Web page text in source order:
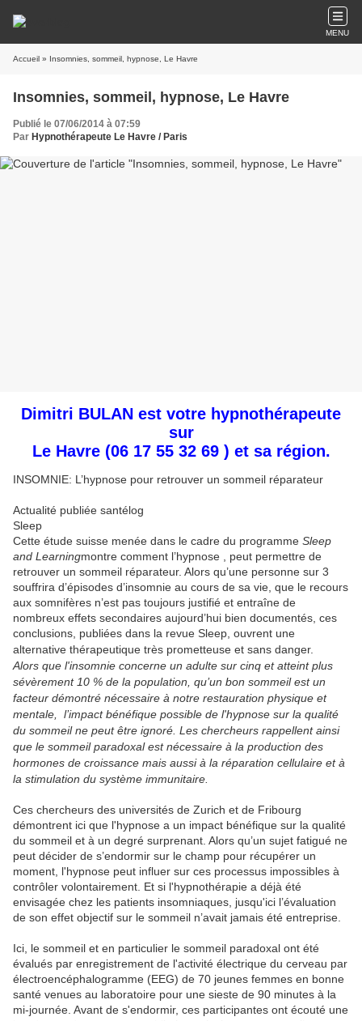
MENU
Accueil » Insomnies, sommeil, hypnose, Le Havre
Insomnies, sommeil, hypnose, Le Havre
Publié le 07/06/2014 à 07:59
Par Hypnothérapeute Le Havre / Paris
Dimitri BULAN est votre hypnothérapeute
sur
Le Havre (06 17 55 32 69 ) et sa région.
INSOMNIE: L’hypnose pour retrouver un sommeil réparateur
Actualité publiée santélog
Sleep
Cette étude suisse menée dans le cadre du programme Sleep
and Learningmontre comment l’hypnose , peut permettre de
retrouver un sommeil réparateur. Alors qu’une personne sur 3
souffrira d’épisodes d’insomnie au cours de sa vie, que le recours
aux somnifères n’est pas toujours justifié et entraîne de
nombreux effets secondaires aujourd’hui bien documentés, ces
conclusions, publiées dans la revue Sleep, ouvrent une
alternative thérapeutique très prometteuse et sans danger.
Alors que l'insomnie concerne un adulte sur cinq et atteint plus
sévèrement 10 % de la population, qu’un bon sommeil est un
facteur démontré nécessaire à notre restauration physique et
mentale, l’impact bénéfique possible de l'hypnose sur la qualité
du sommeil ne peut être ignoré. Les chercheurs rappellent ainsi
que le sommeil paradoxalest nécessaire à la production des
hormones de croissance mais aussi à la réparation cellulaire et à
la stimulation du système immunitaire.
Ces chercheurs des universités de Zurich et de Fribourg
démontrent ici que l'hypnose a un impact bénéfique sur la qualité
du sommeil et à un degré surprenant. Alors qu’un sujet fatigué ne
peut décider de s’endormir sur le champ pour récupérer un
moment, l'hypnose peut influer sur ces processus impossibles à
contrôler volontairement. Et si l'hypnothérapie a déjà été
envisagée chez les patients insomniaques, jusqu'ici l’évaluation
de son effet objectif sur le sommeil n’avait jamais été entreprise.
Ici, le sommeil et en particulier le sommeil paradoxal ont été
évalués par enregistrement de l'activité électrique du cerveau par
électroencéphalogramme (EEG) de 70 jeunes femmes en bonne
santé venues au laboratoire pour une sieste de 90 minutes à la
mi-journée. Avant de s'endormir, ces participantes ont écouté une